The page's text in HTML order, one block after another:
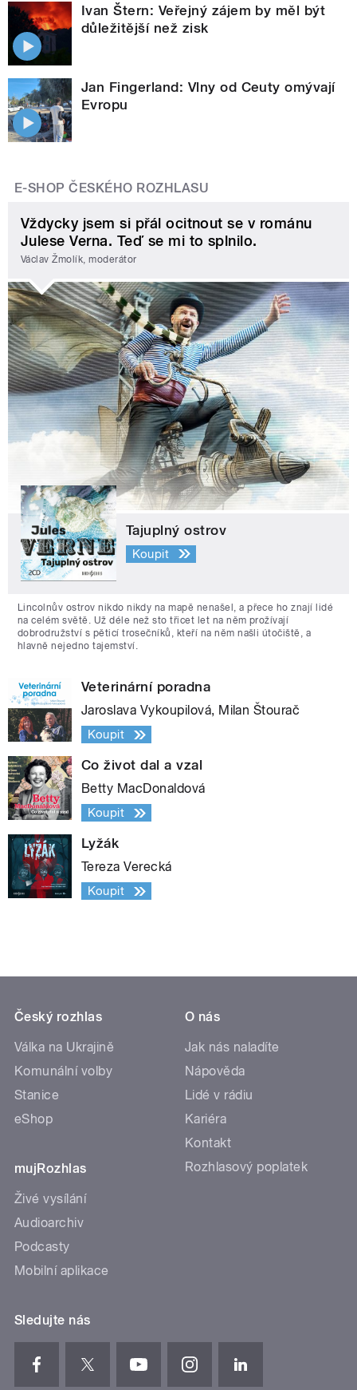
Ivan Štern: Veřejný zájem by měl být
důležitější než zisk
Jan Fingerland: Vlny od Ceuty omývají
Evropu
E-SHOP ČESKÉHO ROZHLASU
Vždycky jsem si přál ocitnout se v románu
Julese Verna. Teď se mi to splnilo.
Václav Žmolík, moderátor
Tajuplný ostrov
Koupit
Lincolnův ostrov nikdo nikdy na mapě nenašel, a přece ho znají lidé
na celém světě. Už déle než sto třicet let na něm prožívají
dobrodružství s pěticí trosečníků, kteří na něm našli útočiště, a
hlavně nejedno tajemství.
Veterinární poradna
Jaroslava Vykoupilová, Milan Štourač
Koupit
Co život dal a vzal
Betty MacDonaldová
Koupit
Lyžák
Tereza Verecká
Koupit
Český rozhlas
Válka na Ukrajině
Komunální volby
Stanice
eShop
mujRozhlas
Živé vysílání
Audioarchiv
Podcasty
Mobilní aplikace
O nás
Jak nás naladíte
Nápověda
Lidé v rádiu
Kariéra
Kontakt
Rozhlasový poplatek
Sledujte nás